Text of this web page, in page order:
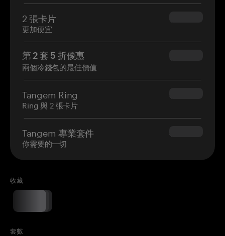
2 張卡片
更加便宜
$54.90
第 2 套 5 折優惠
兩個冷錢包的最佳價值
$34.95
Tangem Ring
Ring 與 2 張卡片
$160.00
Tangem 專業套件
你需要的一切
$180.00
收藏
套數